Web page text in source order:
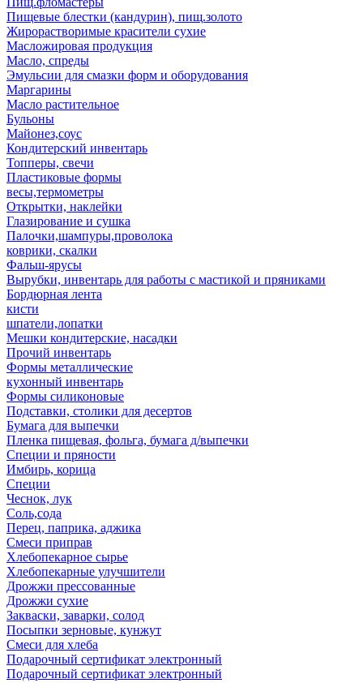
Пищевые блестки (кандурин), пищ.золото
Жирорастворимые красители сухие
Масложировая продукция
Масло, спреды
Эмульсии для смазки форм и оборудования
Маргарины
Масло растительное
Бульоны
Майонез,соус
Кондитерский инвентарь
Топперы, свечи
Пластиковые формы
весы,термометры
Открытки, наклейки
Глазирование и сушка
Палочки,шампуры,проволока
коврики, скалки
Фальш-ярусы
Вырубки, инвентарь для работы с мастикой и пряниками
Бордюрная лента
кисти
шпатели,лопатки
Мешки кондитерские, насадки
Прочий инвентарь
Формы металлические
кухонный инвентарь
Формы силиконовые
Подставки, столики для десертов
Бумага для выпечки
Пленка пищевая, фольга, бумага д/выпечки
Специи и пряности
Имбирь, корица
Специи
Чеснок, лук
Соль,сода
Перец, паприка, аджика
Смеси приправ
Хлебопекарное сырье
Хлебопекарные улучшители
Дрожжи прессованные
Дрожжи сухие
Закваски, заварки, солод
Посыпки зерновые, кунжут
Смеси для хлеба
Подарочный сертификат электронный
Подарочный сертификат электронный